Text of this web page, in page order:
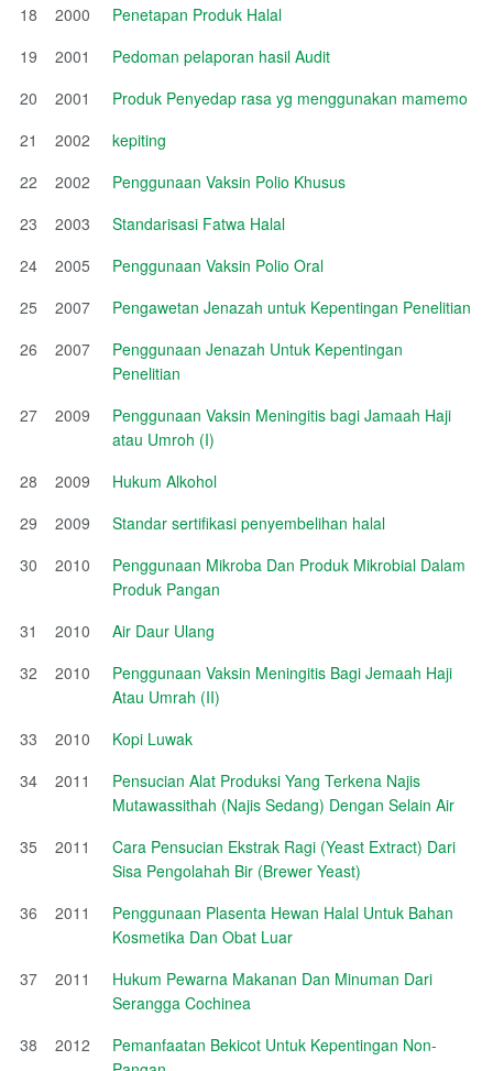
18
2000
Penetapan Produk Halal
19
2001
Pedoman pelaporan hasil Audit
20
2001
Produk Penyedap rasa yg menggunakan mamemo
21
2002
kepiting
22
2002
Penggunaan Vaksin Polio Khusus
23
2003
Standarisasi Fatwa Halal
24
2005
Penggunaan Vaksin Polio Oral
25
2007
Pengawetan Jenazah untuk Kepentingan Penelitian
26
2007
Penggunaan Jenazah Untuk Kepentingan
Penelitian
27
2009
Penggunaan Vaksin Meningitis bagi Jamaah Haji
atau Umroh (I)
28
2009
Hukum Alkohol
29
2009
Standar sertifikasi penyembelihan halal
30
2010
Penggunaan Mikroba Dan Produk Mikrobial Dalam
Produk Pangan
31
2010
Air Daur Ulang
32
2010
Penggunaan Vaksin Meningitis Bagi Jemaah Haji
Atau Umrah (II)
33
2010
Kopi Luwak
34
2011
Pensucian Alat Produksi Yang Terkena Najis
Mutawassithah (Najis Sedang) Dengan Selain Air
35
2011
Cara Pensucian Ekstrak Ragi (Yeast Extract) Dari
Sisa Pengolahah Bir (Brewer Yeast)
36
2011
Penggunaan Plasenta Hewan Halal Untuk Bahan
Kosmetika Dan Obat Luar
37
2011
Hukum Pewarna Makanan Dan Minuman Dari
Serangga Cochinea
38
2012
Pemanfaatan Bekicot Untuk Kepentingan Non-